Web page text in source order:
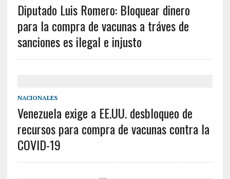
Diputado Luis Romero: Bloquear dinero
para la compra de vacunas a tráves de
sanciones es ilegal e injusto
NACIONALES
Venezuela exige a EE.UU. desbloqueo de
recursos para compra de vacunas contra la
COVID-19